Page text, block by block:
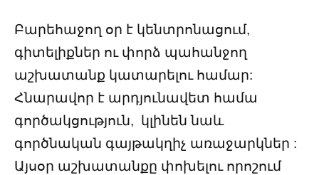
Բարեհաջող օր է կենտրոնացում,
գիտելիքներ ու փորձ պահանջող
աշխատանք կատարելու համար:
Հնարավոր է արդյունավետ համա
գործակցություն, կլինեն նաև
գործնական գայթակղիչ առաջարկներ :
Այսօր աշխատանքը փոխելու որոշում